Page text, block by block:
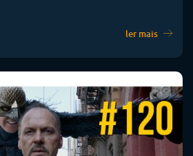
ler mais